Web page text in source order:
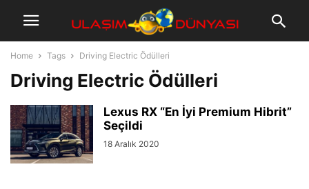
Home Tags Driving Electric Ödülleri
Driving Electric Ödülleri
Lexus RX “En İyi Premium Hibrit”
Seçildi
18 Aralık 2020